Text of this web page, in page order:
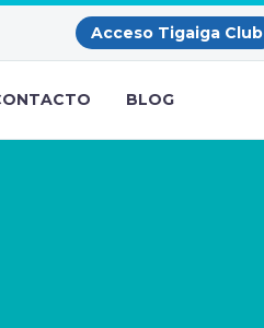
Acceso Tigaiga Club
BLOG